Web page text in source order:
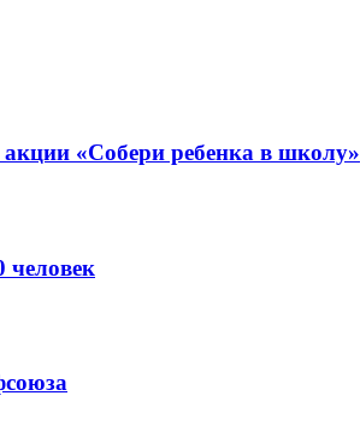
«Собери ребенка в школу»
человек